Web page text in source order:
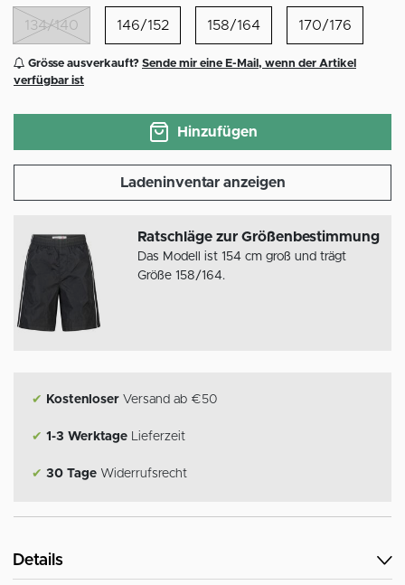
134/140 146/152 158/164 170/176
Grösse ausverkauft? Sende mir eine E-Mail, wenn der Artikel
verfügbar ist
Hinzufügen
Ladeninventar anzeigen
Ratschläge zur Größenbestimmung
Das Modell ist 154 cm groß und trägt
Größe 158/164.
✔ Kostenloser Versand ab €50
✔ 1-3 Werktage Lieferzeit
✔ 30 Tage Widerrufsrecht
Details